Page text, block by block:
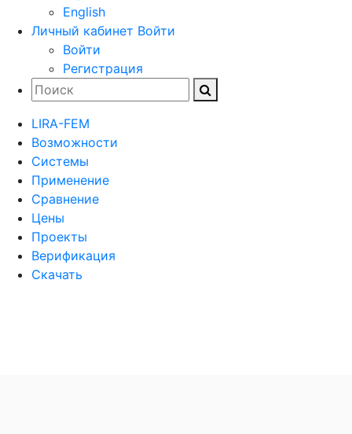
English
Личный кабинет Войти
Войти
Регистрация
LIRA-FEM
Возможности
Cистемы
Применение
Сравнение
Цены
Проекты
Верификация
Скачать